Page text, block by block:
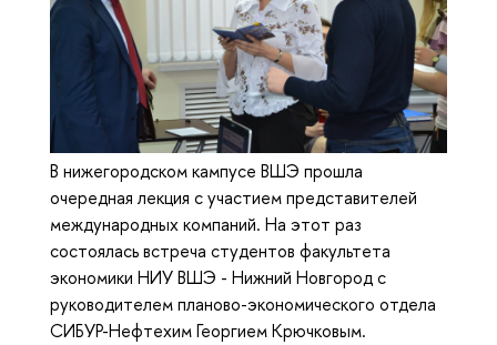
В нижегородском кампусе ВШЭ прошла
очередная лекция с участием представителей
международных компаний. На этот раз
состоялась встреча студентов факультета
экономики НИУ ВШЭ - Нижний Новгород с
руководителем планово-экономического отдела
СИБУР-Нефтехим Георгием Крючковым.